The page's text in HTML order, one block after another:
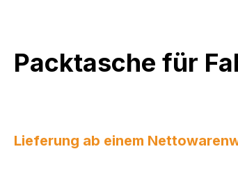
Packtasche für
Lieferung ab einem